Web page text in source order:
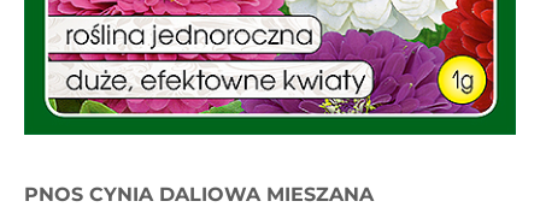
PNOS CYNIA DALIOWA MIESZANA